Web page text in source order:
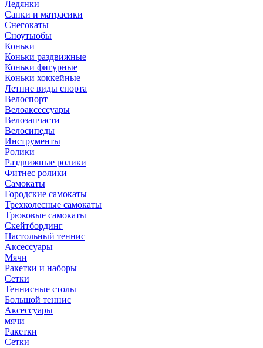
Ледянки
Санки и матрасики
Снегокаты
Сноутьюбы
Коньки
Коньки раздвижные
Коньки фигурные
Коньки хоккейные
Летние виды спорта
Велоспорт
Велоаксессуары
Велозапчасти
Велосипеды
Инструменты
Ролики
Раздвижные ролики
Фитнес ролики
Самокаты
Городские самокаты
Трехколесные самокаты
Трюковые самокаты
Скейтбординг
Настольный теннис
Аксессуары
Мячи
Ракетки и наборы
Сетки
Теннисные столы
Большой теннис
Аксессуары
мячи
Ракетки
Сетки